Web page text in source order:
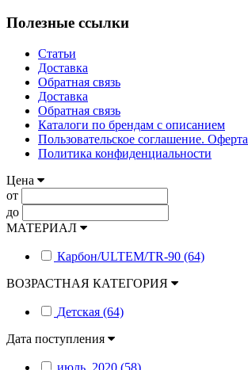
Полезные ссылки
Статьи
Доставка
Обратная связь
Доставка
Обратная связь
Каталоги по брендам с описанием
Пользовательское соглашение. Оферта
Политика конфиденциальности
Цена
от
до
МАТЕРИАЛ
Карбон/ULTEM/TR-90 (64)
ВОЗРАСТНАЯ КАТЕГОРИЯ
Детская (64)
Дата поступления
июль_2020 (58)